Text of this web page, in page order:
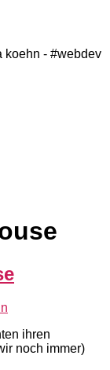
koehn - #webdev
ihren
noch immer)